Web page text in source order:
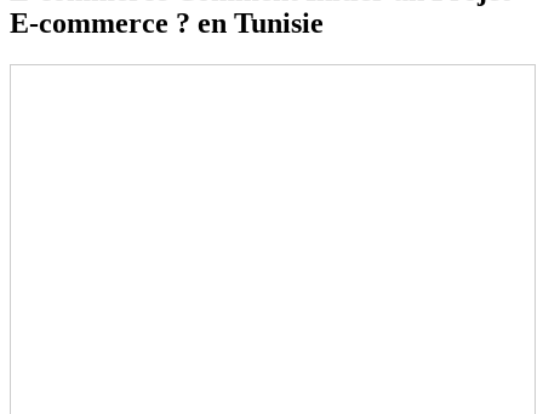
E-commerce ? en Tunisie